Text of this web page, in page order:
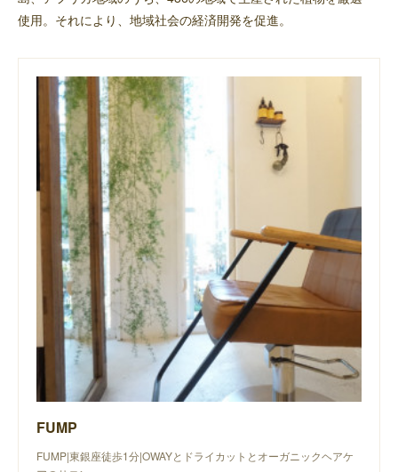
使用。それにより、地域社会の経済開発を促進。
FUMP
FUMP|東銀座徒歩1分|OWAYとドライカットとオーガニックヘアケ